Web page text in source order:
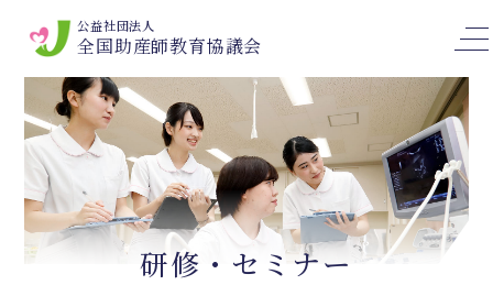
公益社団法人
全国助産師教育協議会
研修・セミナー